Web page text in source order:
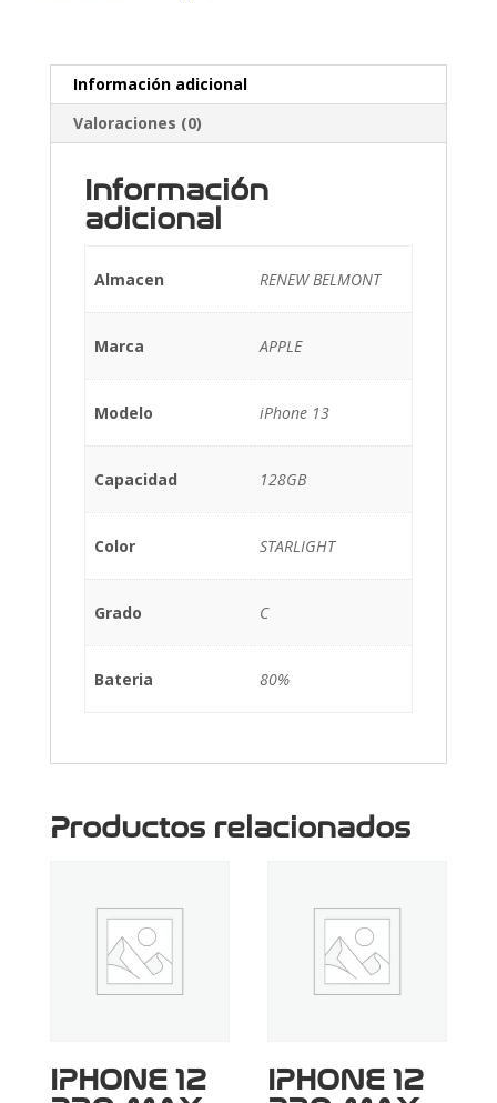
Información adicional
Valoraciones (0)
Información
adicional
Almacen RENEW BELMONT
Marca APPLE
Modelo iPhone 13
Capacidad 128GB
Color STARLIGHT
Grado C
Bateria 80%
Productos relacionados
IPHONE 12
IPHONE 12